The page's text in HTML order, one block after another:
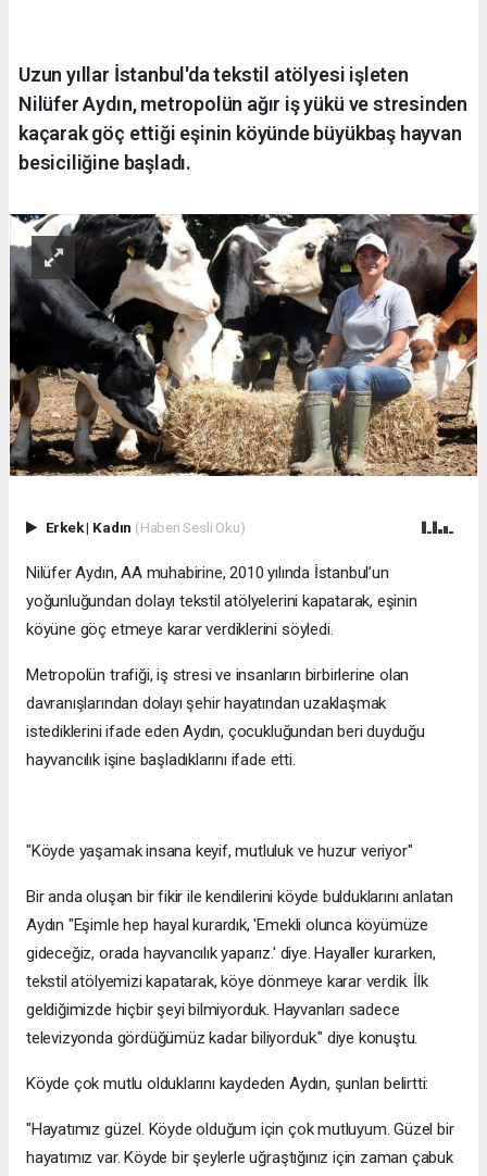
Uzun yıllar İstanbul'da tekstil atölyesi işleten
Nilüfer Aydın, metropolün ağır iş yükü ve stresinden
kaçarak göç ettiği eşinin köyünde büyükbaş hayvan
besiciliğine başladı.
Erkek| Kadın (Haberi Sesli Oku)
Nilüfer Aydın, AA muhabirine, 2010 yılında İstanbul’un
yoğunluğundan dolayı tekstil atölyelerini kapatarak, eşinin
köyüne göç etmeye karar verdiklerini söyledi.
Metropolün trafiği, iş stresi ve insanların birbirlerine olan
davranışlarından dolayı şehir hayatından uzaklaşmak
istediklerini ifade eden Aydın, çocukluğundan beri duyduğu
hayvancılık işine başladıklarını ifade etti.
"Köyde yaşamak insana keyif, mutluluk ve huzur veriyor"
Bir anda oluşan bir fikir ile kendilerini köyde bulduklarını anlatan
Aydın "Eşimle hep hayal kurardık, 'Emekli olunca köyümüze
gideceğiz, orada hayvancılık yaparız.' diye. Hayaller kurarken,
tekstil atölyemizi kapatarak, köye dönmeye karar verdik. İlk
geldiğimizde hiçbir şeyi bilmiyorduk. Hayvanları sadece
televizyonda gördüğümüz kadar biliyorduk." diye konuştu.
Köyde çok mutlu olduklarını kaydeden Aydın, şunları belirtti:
"Hayatımız güzel. Köyde olduğum için çok mutluyum. Güzel bir
hayatımız var. Köyde bir şeylerle uğraştığınız için zaman çabuk